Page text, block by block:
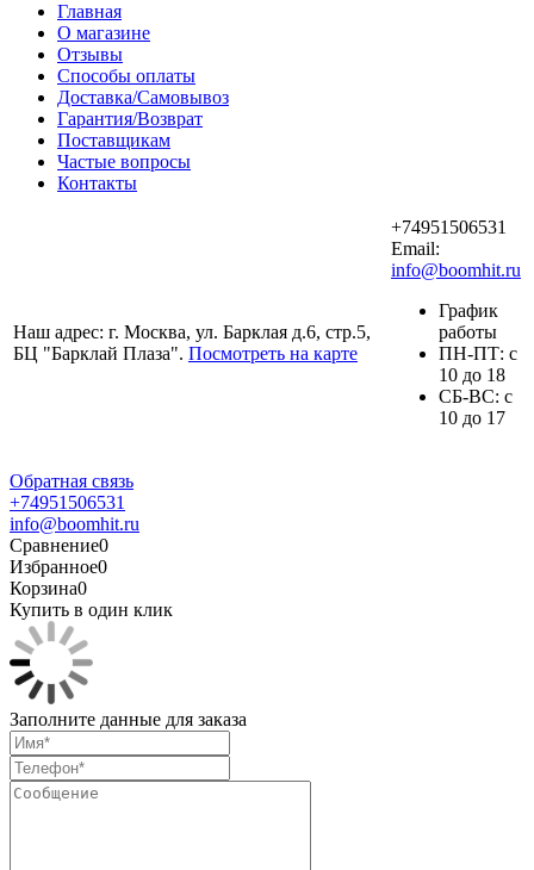
Главная
О магазине
Отзывы
Способы оплаты
Доставка/Самовывоз
Гарантия/Возврат
Поставщикам
Частые вопросы
Контакты
Наш адрес: г. Москва, ул. Барклая д.6, стр.5,
БЦ "Барклай Плаза". Посмотреть на карте
+74951506531
Email:
info@boomhit.ru
График
работы
ПH-ПТ: с
10 до 18
СБ-ВС: с
10 до 17
Обратная связь
+74951506531
info@boomhit.ru
Сравнение0
Избранное0
Корзина0
Купить в один клик
Заполните данные для заказа